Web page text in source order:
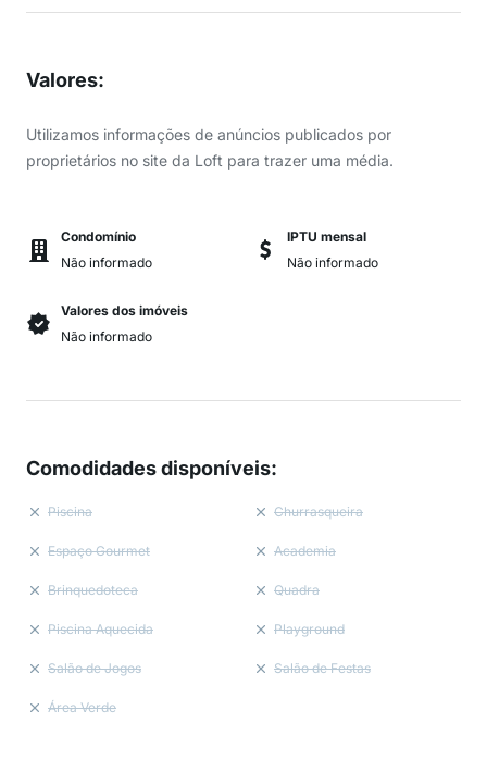
Valores:
Utilizamos informações de anúncios publicados por
proprietários no site da Loft para trazer uma média.
Condomínio
Não informado
IPTU mensal
Não informado
Valores dos imóveis
Não informado
Comodidades disponíveis:
Piscina Churrasqueira
Espaço Gourmet Academia
Brinquedoteca Quadra
Piscina Aquecida Playground
Salão de Jogos Salão de Festas
Área Verde